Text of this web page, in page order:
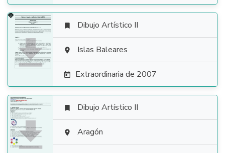

 Dibujo Artístico II
 Islas Baleares
 Extraordinaria de 2007

 Dibujo Artístico II
 Aragón